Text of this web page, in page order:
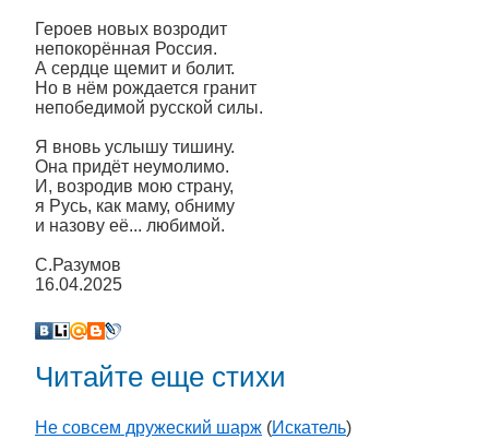
Героев новых возродит
непокорённая Россия.
А сердце щемит и болит.
Но в нём рождается гранит
непобедимой русской силы.
Я вновь услышу тишину.
Она придёт неумолимо.
И, возродив мою страну,
я Русь, как маму, обниму
и назову её... любимой.
С.Разумов
16.04.2025
Читайте еще стихи
Не совсем дружеский шарж (Искатель)